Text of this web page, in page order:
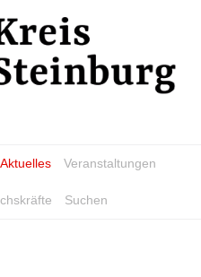
Veranstaltungen
Suchen